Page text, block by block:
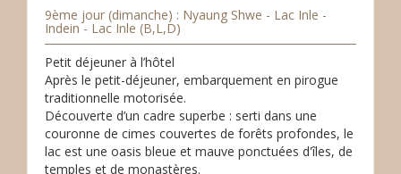
9ème jour (dimanche) : Nyaung Shwe - Lac Inle -
Indein - Lac Inle (B,L,D)
Petit déjeuner à l’hôtel
Après le petit-déjeuner, embarquement en pirogue
traditionnelle motorisée.
Découverte d’un cadre superbe : serti dans une
couronne de cimes couvertes de forêts profondes, le
lac est une oasis bleue et mauve ponctuées d'îles, de
temples et de monastères.